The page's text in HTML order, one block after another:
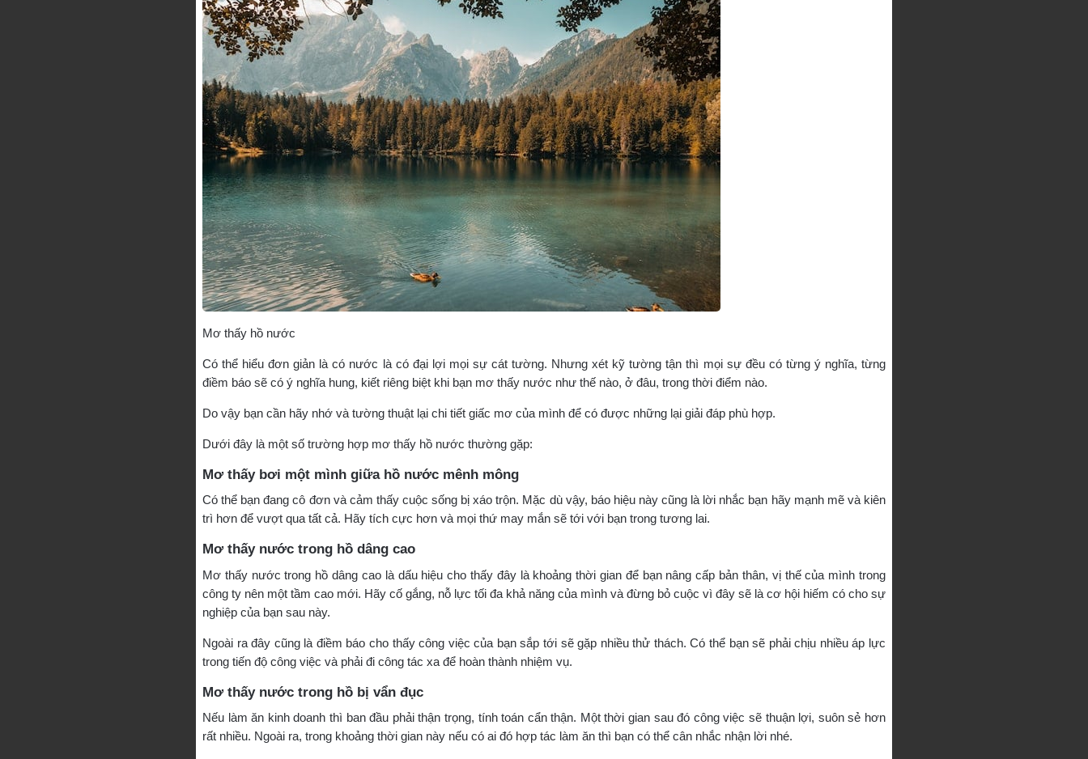
Mơ thấy hồ nước
Có thể hiểu đơn giản là có nước là có đại lợi mọi sự cát tường. Nhưng xét kỹ tường tận thì mọi sự đều có từng ý nghĩa, từng
điềm báo sẽ có ý nghĩa hung, kiết riêng biệt khi bạn mơ thấy nước như thế nào, ở đâu, trong thời điểm nào.
Do vậy bạn cần hãy nhớ và tường thuật lại chi tiết giấc mơ của mình để có được những lại giải đáp phù hợp.
Dưới đây là một số trường hợp mơ thấy hồ nước thường gặp:
Mơ thấy bơi một mình giữa hồ nước mênh mông
Có thể bạn đang cô đơn và cảm thấy cuộc sống bị xáo trộn. Mặc dù vậy, báo hiệu này cũng là lời nhắc bạn hãy mạnh mẽ và kiên
trì hơn để vượt qua tất cả. Hãy tích cực hơn và mọi thứ may mắn sẽ tới với bạn trong tương lai.
Mơ thấy nước trong hồ dâng cao
Mơ thấy nước trong hồ dâng cao là dấu hiệu cho thấy đây là khoảng thời gian để bạn nâng cấp bản thân, vị thế của mình trong
công ty nên một tầm cao mới. Hãy cố gắng, nỗ lực tối đa khả năng của mình và đừng bỏ cuộc vì đây sẽ là cơ hội hiếm có cho sự
nghiệp của bạn sau này.
Ngoài ra đây cũng là điềm báo cho thấy công việc của bạn sắp tới sẽ gặp nhiều thử thách. Có thể bạn sẽ phải chịu nhiều áp lực
trong tiến độ công việc và phải đi công tác xa để hoàn thành nhiệm vụ.
Mơ thấy nước trong hồ bị vẩn đục
Nếu làm ăn kinh doanh thì ban đầu phải thận trọng, tính toán cẩn thận. Một thời gian sau đó công việc sẽ thuận lợi, suôn sẻ hơn
rất nhiều. Ngoài ra, trong khoảng thời gian này nếu có ai đó hợp tác làm ăn thì bạn có thể cân nhắc nhận lời nhé.